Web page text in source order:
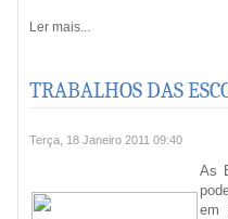
Ler mais...
TRABALHOS DAS
Terça, 18 Janeiro 2011 09:40
As
em